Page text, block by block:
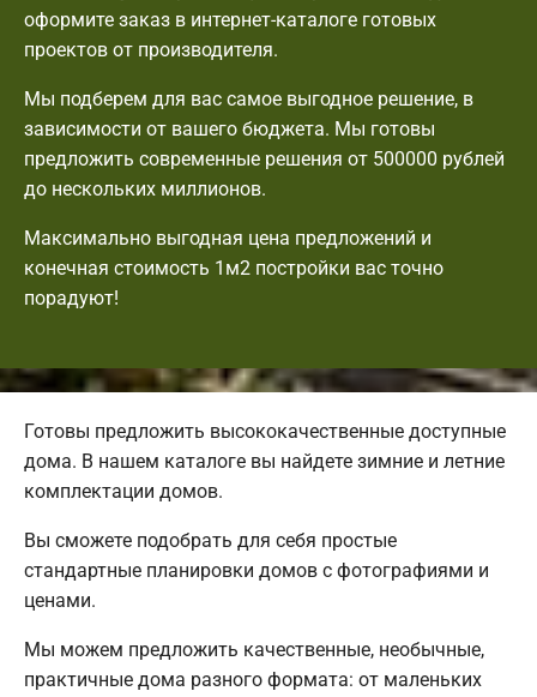
оформите заказ в интернет-каталоге готовых
проектов от производителя.
Мы подберем для вас самое выгодное решение, в
зависимости от вашего бюджета. Мы готовы
предложить современные решения от 500000 рублей
до нескольких миллионов.
Максимально выгодная цена предложений и
конечная стоимость 1м2 постройки вас точно
порадуют!
Готовы предложить высококачественные доступные
дома. В нашем каталоге вы найдете зимние и летние
комплектации домов.
Вы сможете подобрать для себя простые
стандартные планировки домов с фотографиями и
ценами.
Мы можем предложить качественные, необычные,
практичные дома разного формата: от маленьких